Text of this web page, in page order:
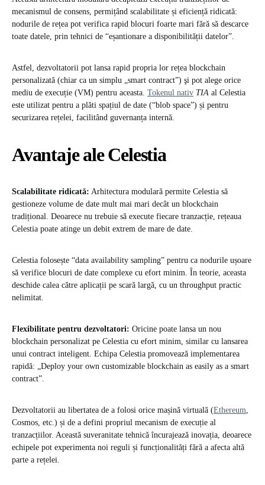
mecanismul de consens, permițând scalabilitate și eficiență ridicată:
nodurile de rețea pot verifica rapid blocuri foarte mari fără să descarce
toate datele, prin tehnici de “eșantionare a disponibilității datelor”.
Astfel, dezvoltatorii pot lansa rapid propria lor rețea blockchain
personalizată (chiar ca un simplu „smart contract”) şi pot alege orice
mediu de execuție (VM) pentru aceasta. Tokenul nativ TIA al Celestia
este utilizat pentru a plăti spațiul de date (“blob space”) și pentru
securizarea rețelei, facilitând guvernanța internă.
Avantaje ale Celestia
Scalabilitate ridicată: Arhitectura modulară permite Celestia să
gestioneze volume de date mult mai mari decât un blockchain
tradițional. Deoarece nu trebuie să execute fiecare tranzacție, rețeaua
Celestia poate atinge un debit extrem de mare de date.
Celestia folosește “data availability sampling” pentru ca nodurile ușoare
să verifice blocuri de date complexe cu efort minim. În teorie, aceasta
deschide calea către aplicații pe scară largă, cu un throughput practic
nelimitat.
Flexibilitate pentru dezvoltatori: Oricine poate lansa un nou
blockchain personalizat pe Celestia cu efort minim, similar cu lansarea
unui contract inteligent. Echipa Celestia promovează implementarea
rapidă: „Deploy your own customizable blockchain as easily as a smart
contract”.
Dezvoltatorii au libertatea de a folosi orice mașină virtuală (Ethereum,
Cosmos, etc.) și de a defini propriul mecanism de execuție al
tranzacțiilor. Această suveranitate tehnică încurajează inovația, deoarece
echipele pot experimenta noi reguli și funcționalități fără a afecta altă
parte a rețelei.